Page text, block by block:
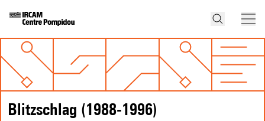
Blitzschlag (1988-1996)